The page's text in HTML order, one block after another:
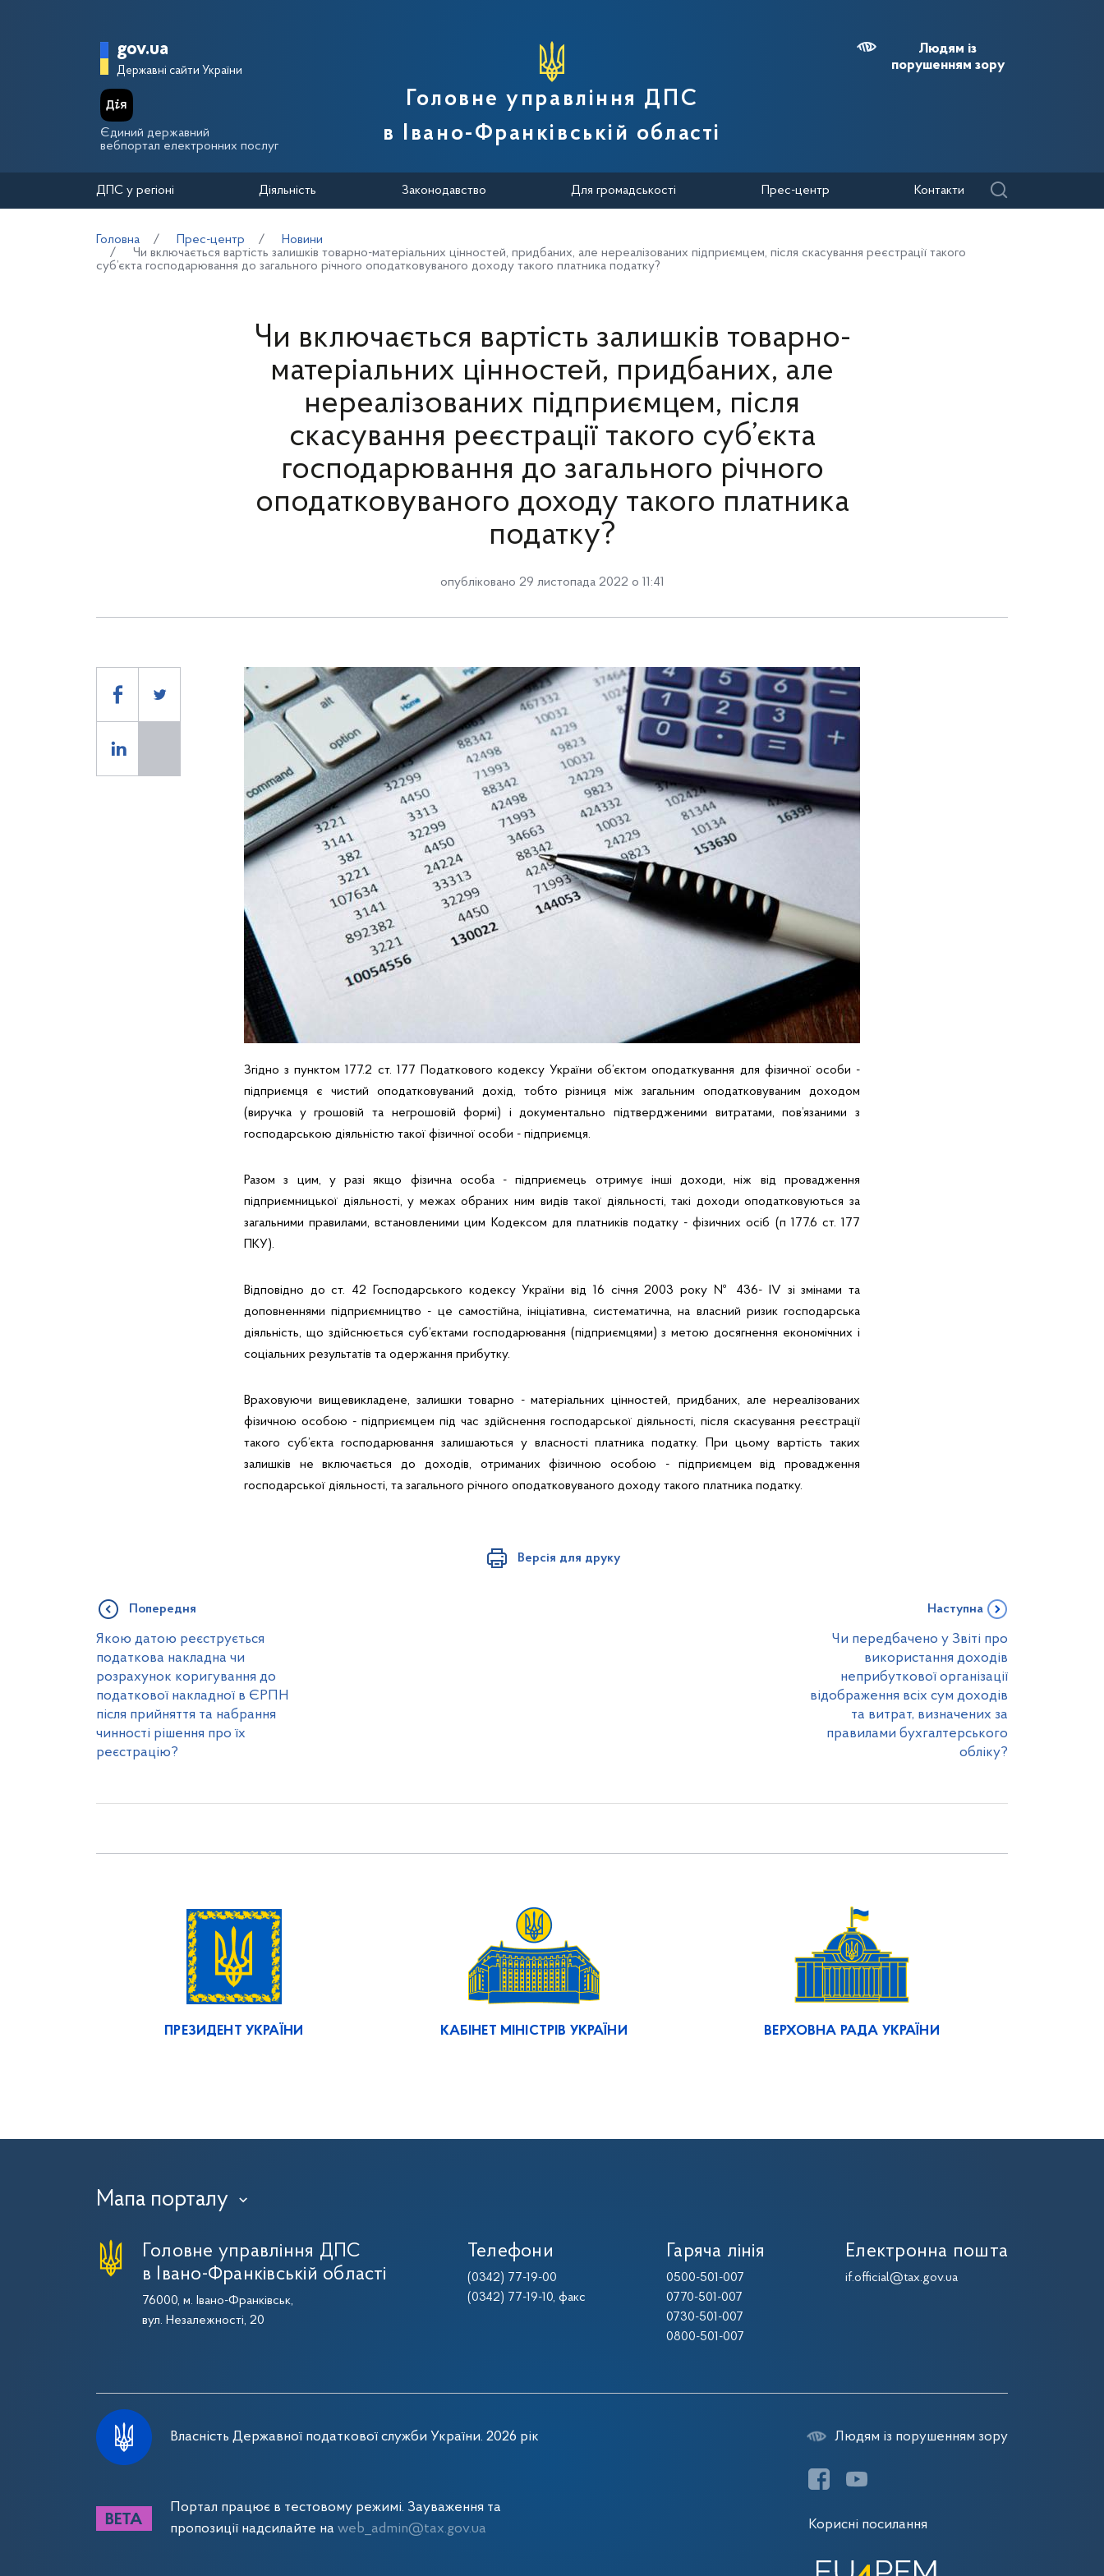
Головна сторінка Державної податкової служби України
gov.ua
Державні сайти України
Єдиний державний
вебпортал електронних послуг
Головне управління ДПС
в Івано-Франківській області
Людям із
порушенням зору
ДПС у регіоні Діяльність Законодавство Для громадськості Прес-центр Контакти
Головна Прес-центр
Новини
Чи включається вартість залишків товарно-матеріальних цінностей, придбаних, але нереалізованих підприємцем, після скасування реєстрації такого
суб’єкта господарювання до загального річного оподатковуваного доходу такого платника податку?
Чи включається вартість залишків товарно-
матеріальних цінностей, придбаних, але
нереалізованих підприємцем, після
скасування реєстрації такого суб’єкта
господарювання до загального річного
оподатковуваного доходу такого платника
податку?
опубліковано 29 листопада 2022 о 11:41
Згідно з пунктом 177.2 ст. 177 Податкового кодексу України об’єктом оподаткування для фізичної особи -
підприємця є чистий оподатковуваний дохід, тобто різниця між загальним оподатковуваним доходом
(виручка у грошовій та негрошовій формі) і документально підтвердженими витратами, пов’язаними з
господарською діяльністю такої фізичної особи - підприємця.
Разом з цим, у разі якщо фізична особа - підприємець отримує інші доходи, ніж від провадження
підприємницької діяльності, у межах обраних ним видів такої діяльності, такі доходи оподатковуються за
загальними правилами, встановленими цим Кодексом для платників податку - фізичних осіб (п 177.6 ст. 177
ПКУ).
Відповідно до ст. 42 Господарського кодексу України від 16 січня 2003 року № 436- IV зі змінами та
доповненнями підприємництво - це самостійна, ініціативна, систематична, на власний ризик господарська
діяльність, що здійснюється суб’єктами господарювання (підприємцями) з метою досягнення економічних і
соціальних результатів та одержання прибутку.
Враховуючи вищевикладене, залишки товарно - матеріальних цінностей, придбаних, але нереалізованих
фізичною особою - підприємцем під час здійснення господарської діяльності, після скасування реєстрації
такого суб’єкта господарювання залишаються у власності платника податку. При цьому вартість таких
залишків не включається до доходів, отриманих фізичною особою - підприємцем від провадження
господарської діяльності, та загального річного оподатковуваного доходу такого платника податку.
Версія для друку
Попередня
Якою датою реєструється
податкова накладна чи
розрахунок коригування до
податкової накладної в ЄРПН
після прийняття та набрання
чинності рішення про їх
реєстрацію?
Наступна
Чи передбачено у Звіті про
використання доходів
неприбуткової організації
відображення всіх сум доходів
та витрат, визначених за
правилами бухгалтерського
обліку?
ПРЕЗИДЕНТ УКРАЇНИ КАБІНЕТ МІНІСТРІВ УКРАЇНИ ВЕРХОВНА РАДА УКРАЇНИ
Мапа порталу ›
Головне управління ДПС
в Івано-Франківській області
76000, м. Івано-Франківськ,
вул. Незалежності, 20
Телефони
(0342) 77-19-00
(0342) 77-19-10, факс
Гаряча лінія
0500-501-007
0770-501-007
0730-501-007
0800-501-007
Електронна пошта
if.official@tax.gov.ua
Власність Державної податкової служби України. 2026 рік
Портал працює в тестовому режимі. Зауваження та
пропозиції надсилайте на web_admin@tax.gov.ua
Людям із порушенням зору
Корисні посилання